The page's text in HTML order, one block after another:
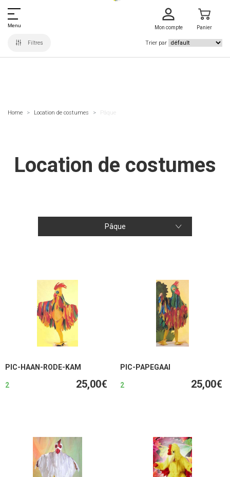
Menu Mon compte Panier
Filtres Trier par
Home Location de costumes Pâque
Location de costumes
Pâque
PIC-HAAN-RODE-KAM
2 25,00€
PIC-PAPEGAAI
2 25,00€